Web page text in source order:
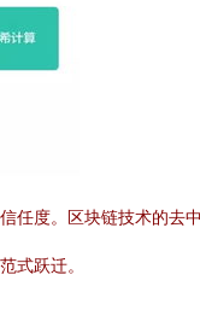
任度。区块链技术的去
式跃迁。